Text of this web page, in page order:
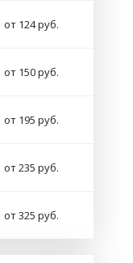
от 124 руб.
от 150 руб.
от 195 руб.
от 235 руб.
от 325 руб.